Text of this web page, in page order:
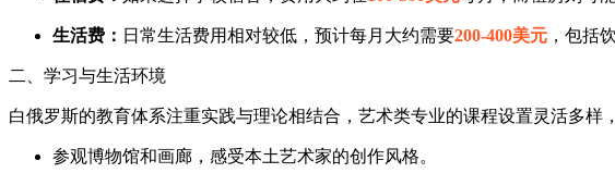
生活费： 日常生活费用相对较低，预计每月大约需要200-400美元 ，包括
二、学习与生活环境
白俄罗斯的教育体系注重实践与理论相结合，艺术类专业的课程设置灵活多
参观博物馆和画廊，感受本土艺术家的创作风格。